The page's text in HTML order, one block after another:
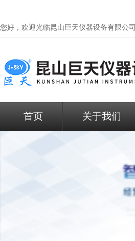
您好，欢迎光临昆山巨天仪器设备有限公司
首页 关于我们